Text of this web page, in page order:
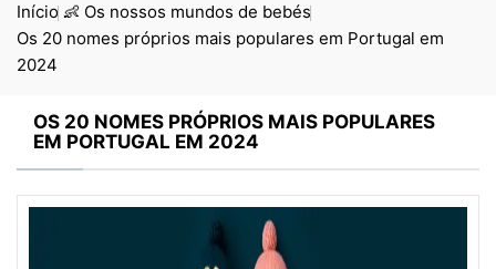
Início 👶 Os nossos mundos de bebés
Os 20 nomes próprios mais populares em Portugal em
2024
OS 20 NOMES PRÓPRIOS MAIS POPULARES
EM PORTUGAL EM 2024